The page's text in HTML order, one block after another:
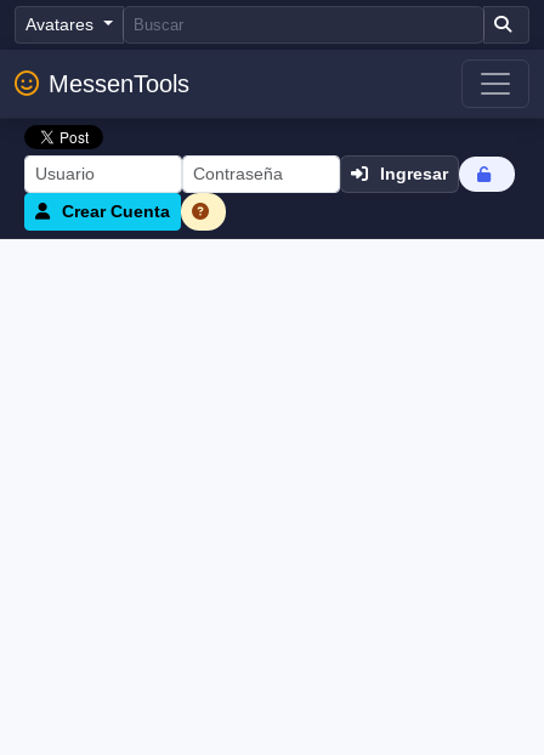
Avatares
MessenTools
Ingresar
Crear Cuenta